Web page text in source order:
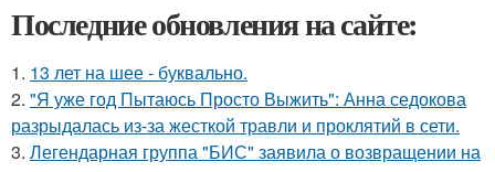
Последние обновления на сайте:
1. 13 лет на шее - буквально.
2. "Я уже год Пытаюсь Просто Выжить": Анна седокова
разрыдалась из-за жесткой травли и проклятий в сети.
3. Легендарная группа "БИС" заявила о возвращении на